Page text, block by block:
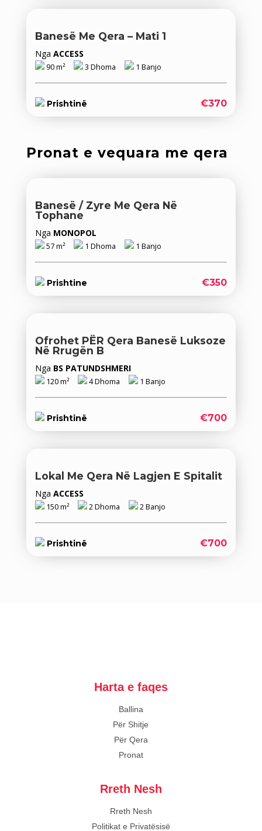
Banesë Me Qera – Mati 1
Nga ACCESS
90 m² 3 Dhoma 1 Banjo
Prishtinë €370
Pronat e vequara me qera
Banesë / Zyre Me Qera Në
Tophane
Nga MONOPOL
57 m² 1 Dhoma 1 Banjo
Prishtine €350
Ofrohet PËR Qera Banesë Luksoze
Në Rrugën B
Nga BS PATUNDSHMERI
120 m² 4 Dhoma 1 Banjo
Prishtinë €700
Lokal Me Qera Në Lagjen E Spitalit
Nga ACCESS
150 m² 2 Dhoma 2 Banjo
Prishtinë €700
Harta e faqes
Ballina
Për Shitje
Për Qera
Pronat
Rreth Nesh
Rreth Nesh
Politikat e Privatësisë